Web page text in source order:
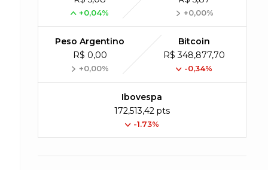
+0,04% +0,00%
Peso Argentino
R$ 0,00
+0,00%
Bitcoin
R$ 348,877,70
-0,34%
Ibovespa
172,513,42 pts
-1.73%